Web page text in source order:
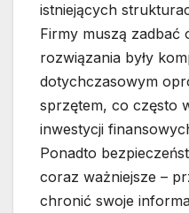
istniejących
Firmy muszą zadbać
rozwiązania były
dotychczasowym
sprzętem, co często
inwestycji
Ponadto
coraz ważniejsze –
chronić swoje